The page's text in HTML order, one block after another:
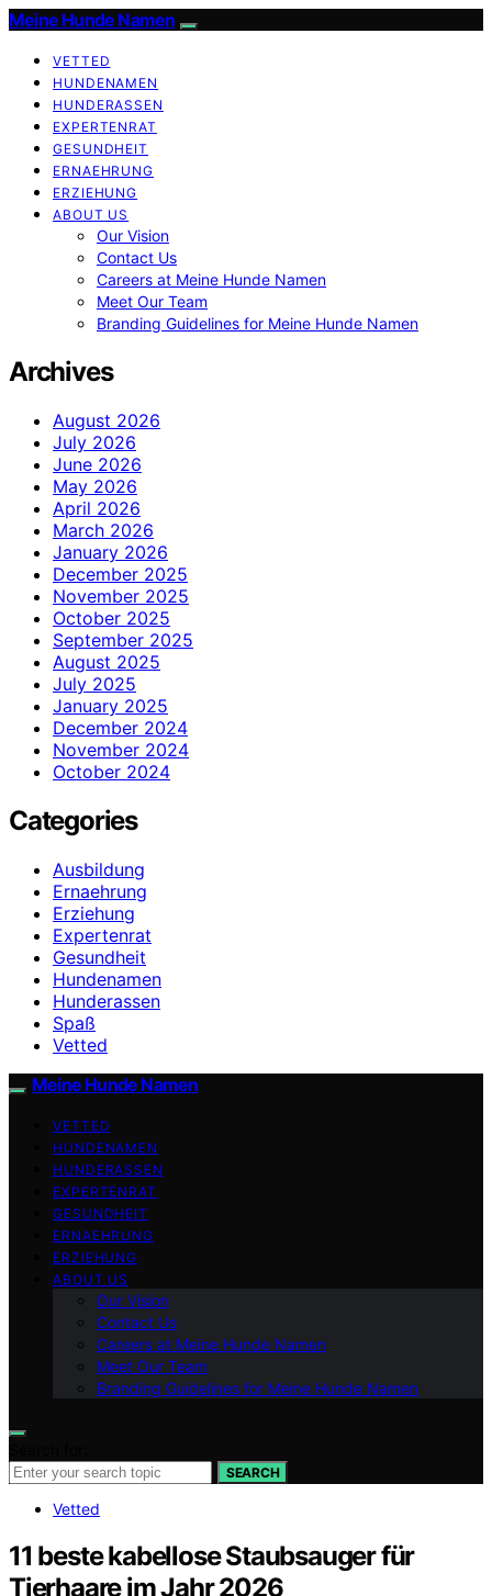
Meine Hunde Namen
VETTED
HUNDENAMEN
HUNDERASSEN
EXPERTENRAT
GESUNDHEIT
ERNAEHRUNG
ERZIEHUNG
ABOUT US
Our Vision
Contact Us
Careers at Meine Hunde Namen
Meet Our Team
Branding Guidelines for Meine Hunde Namen
Archives
August 2026
July 2026
June 2026
May 2026
April 2026
March 2026
January 2026
December 2025
November 2025
October 2025
September 2025
August 2025
July 2025
January 2025
December 2024
November 2024
October 2024
Categories
Ausbildung
Ernaehrung
Erziehung
Expertenrat
Gesundheit
Hundenamen
Hunderassen
Spaß
Vetted
Meine Hunde Namen
VETTED
HUNDENAMEN
HUNDERASSEN
EXPERTENRAT
GESUNDHEIT
ERNAEHRUNG
ERZIEHUNG
ABOUT US
Our Vision
Contact Us
Careers at Meine Hunde Namen
Meet Our Team
Branding Guidelines for Meine Hunde Namen
SEARCH
Vetted
11 beste kabellose Staubsauger für
Tierhaare im Jahr 2026